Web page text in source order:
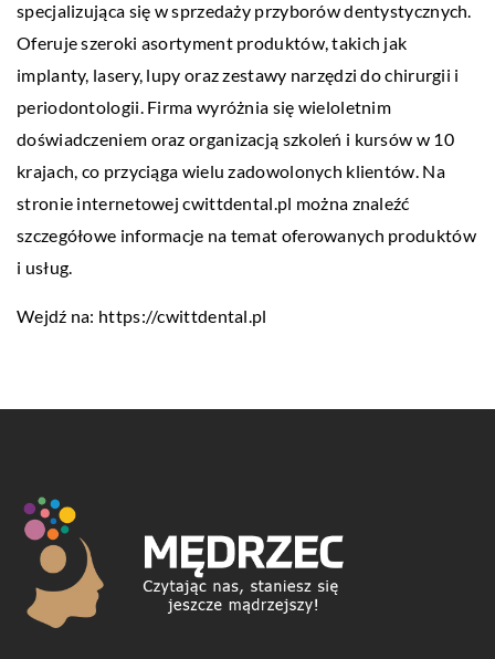
specjalizująca się w sprzedaży przyborów dentystycznych.
Oferuje szeroki asortyment produktów, takich jak
implanty, lasery, lupy oraz zestawy narzędzi do chirurgii i
periodontologii. Firma wyróżnia się wieloletnim
doświadczeniem oraz organizacją szkoleń i kursów w 10
krajach, co przyciąga wielu zadowolonych klientów. Na
stronie internetowej cwittdental.pl można znaleźć
szczegółowe informacje na temat oferowanych produktów
i usług.
Wejdź na: https://cwittdental.pl